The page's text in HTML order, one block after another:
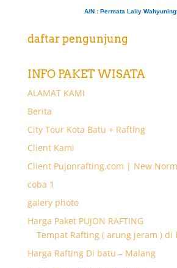
A/N : Permata Laily
daftar pengunjung
INFO PAKET WISATA
ALAMAT KAMI
Berita
City Tour Kota Batu + Rafting
Client Kami
Client Pujonrafting.com | New
coba 1
galery photo
Harga Paket PUJON RAFTING
Tempat Rafting ( arung jeram ) di
Harga Rafting Di batu – Malang